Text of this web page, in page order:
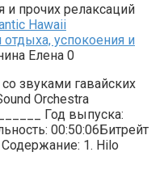
и прочих релаксаций
Hawaii
успокоения и
Елена 0
звуками гавайских
Orchestra
Год выпуска:
00:50:06Битрейт
1. Hilo